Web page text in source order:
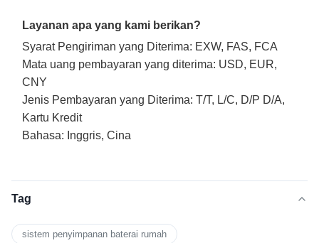
Layanan apa yang kami berikan?
Syarat Pengiriman yang Diterima: EXW, FAS, FCA
Mata uang pembayaran yang diterima: USD, EUR,
CNY
Jenis Pembayaran yang Diterima: T/T, L/C, D/P D/A,
Kartu Kredit
Bahasa: Inggris, Cina
Tag
sistem penyimpanan baterai rumah